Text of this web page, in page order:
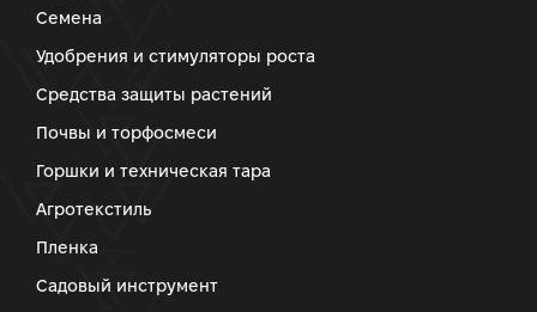
Семена
Удобрения и стимуляторы роста
Средства защиты растений
Почвы и торфосмеси
Горшки и техническая тара
Агротекстиль
Пленка
Садовый инструмент